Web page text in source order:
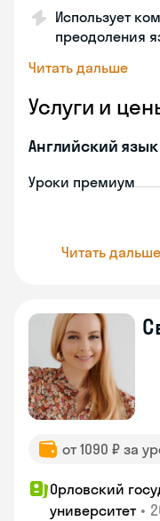
Использует
преодоления
Читать дальше
Услуги и
Английский язык
Уроки премиум
Читать дальше
от 1090 ₽ за
Орловский
университет •